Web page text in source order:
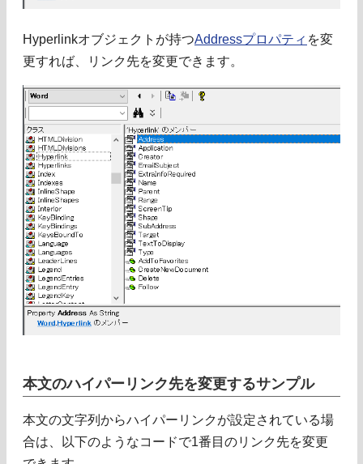
Hyperlinkオブジェクトが持つAddressプロパティ を変
更すれば、リンク先を変更できます。
本文のハイパーリンク先を変更するサンプル
本文の文字列からハイパーリンクが設定されている場
合は、以下のようなコードで1番目のリンク先を変更